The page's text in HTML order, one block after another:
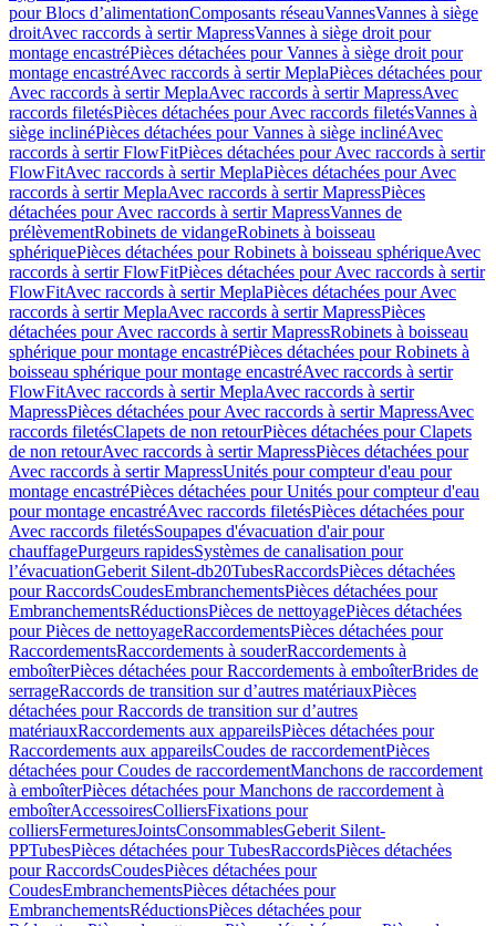
pour Blocs d’alimentationComposants réseauVannesVannes à siège
droitAvec raccords à sertir MapressVannes à siège droit pour
montage encastréPièces détachées pour Vannes à siège droit pour
montage encastréAvec raccords à sertir MeplaPièces détachées pour
Avec raccords à sertir MeplaAvec raccords à sertir MapressAvec
raccords filetésPièces détachées pour Avec raccords filetésVannes à
siège inclinéPièces détachées pour Vannes à siège inclinéAvec
raccords à sertir FlowFitPièces détachées pour Avec raccords à sertir
FlowFitAvec raccords à sertir MeplaPièces détachées pour Avec
raccords à sertir MeplaAvec raccords à sertir MapressPièces
détachées pour Avec raccords à sertir MapressVannes de
prélèvementRobinets de vidangeRobinets à boisseau
sphériquePièces détachées pour Robinets à boisseau sphériqueAvec
raccords à sertir FlowFitPièces détachées pour Avec raccords à sertir
FlowFitAvec raccords à sertir MeplaPièces détachées pour Avec
raccords à sertir MeplaAvec raccords à sertir MapressPièces
détachées pour Avec raccords à sertir MapressRobinets à boisseau
sphérique pour montage encastréPièces détachées pour Robinets à
boisseau sphérique pour montage encastréAvec raccords à sertir
FlowFitAvec raccords à sertir MeplaAvec raccords à sertir
MapressPièces détachées pour Avec raccords à sertir MapressAvec
raccords filetésClapets de non retourPièces détachées pour Clapets
de non retourAvec raccords à sertir MapressPièces détachées pour
Avec raccords à sertir MapressUnités pour compteur d'eau pour
montage encastréPièces détachées pour Unités pour compteur d'eau
pour montage encastréAvec raccords filetésPièces détachées pour
Avec raccords filetésSoupapes d'évacuation d'air pour
chauffagePurgeurs rapidesSystèmes de canalisation pour
l’évacuationGeberit Silent-db20TubesRaccordsPièces détachées
pour RaccordsCoudesEmbranchementsPièces détachées pour
EmbranchementsRéductionsPièces de nettoyagePièces détachées
pour Pièces de nettoyageRaccordementsPièces détachées pour
RaccordementsRaccordements à souderRaccordements à
emboîterPièces détachées pour Raccordements à emboîterBrides de
serrageRaccords de transition sur d’autres matériauxPièces
détachées pour Raccords de transition sur d’autres
matériauxRaccordements aux appareilsPièces détachées pour
Raccordements aux appareilsCoudes de raccordementPièces
détachées pour Coudes de raccordementManchons de raccordement
à emboîterPièces détachées pour Manchons de raccordement à
emboîterAccessoiresColliersFixations pour
colliersFermeturesJointsConsommablesGeberit Silent-
PPTubesPièces détachées pour TubesRaccordsPièces détachées
pour RaccordsCoudesPièces détachées pour
CoudesEmbranchementsPièces détachées pour
EmbranchementsRéductionsPièces détachées pour